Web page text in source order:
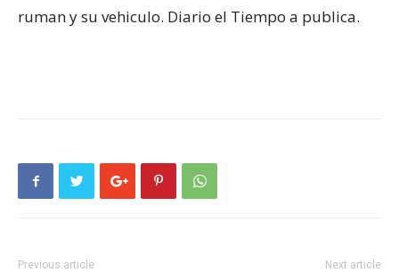
ruman y su vehiculo. Diario el Tiempo a publica.
Previous article Next article